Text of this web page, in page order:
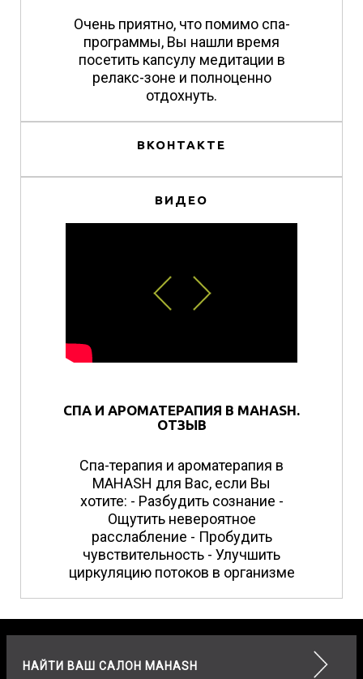
Очень приятно, что помимо спа-
программы, Вы нашли время
посетить капсулу медитации в
релакс-зоне и полноценно
отдохнуть.
ВКОНТАКТЕ
ВИДЕО
СПА И АРОМАТЕРАПИЯ В MAHASH.
ОТЗЫВ
Спа-терапия и ароматерапия в
MAHASH для Вас, если Вы
хотите: - Разбудить сознание -
Ощутить невероятное
расслабление - Пробудить
чувствительность - Улучшить
циркуляцию потоков в организме
НАЙТИ ВАШ САЛОН MAHASH